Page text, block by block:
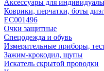
Аксессуары для
Коврики, перчатки, боты
EC001496
Очки защитные
Спецодежда и обувь
Измерительные приборы,
Зажим-крокодил, щупы
Искатель скрытой проводки